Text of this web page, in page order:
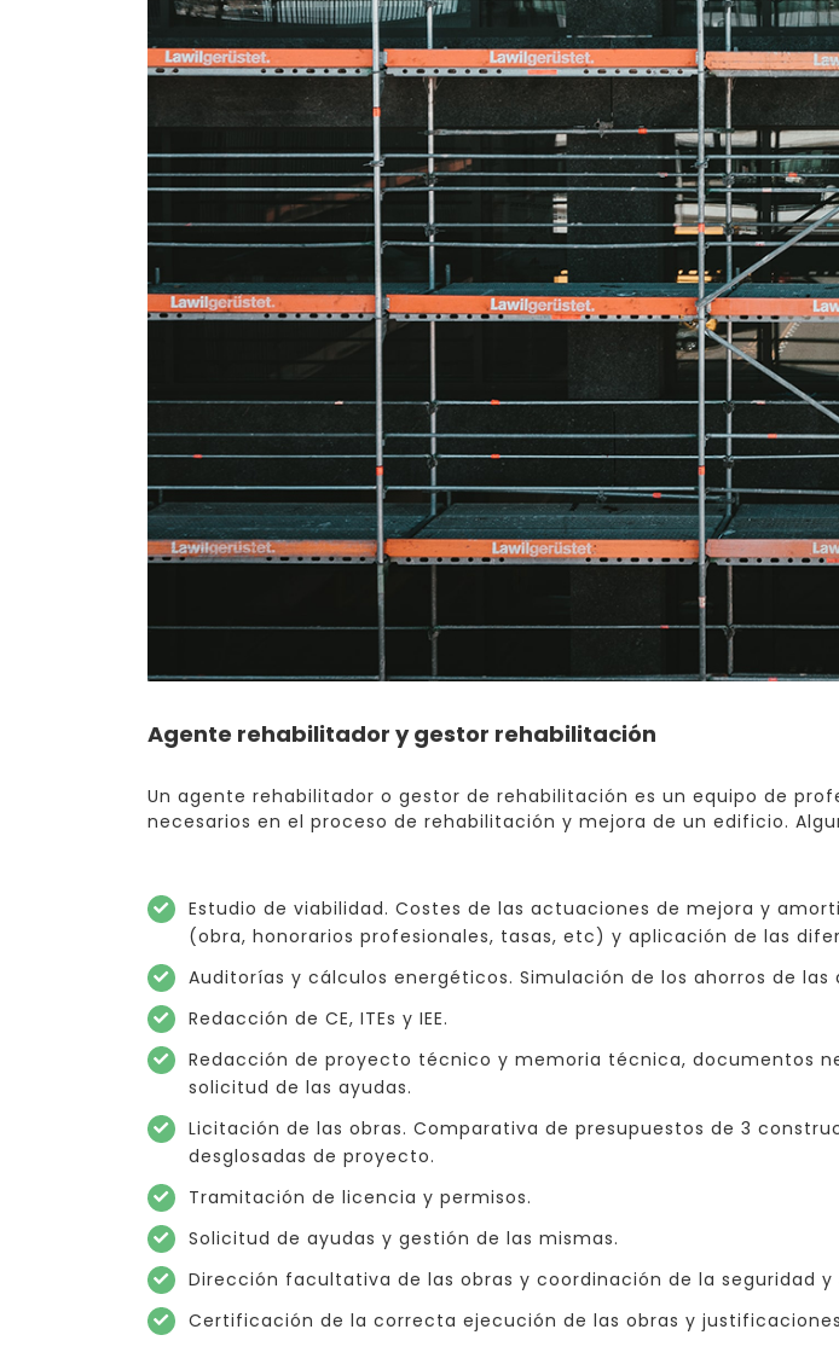
Agente rehabilitador y gestor rehabilitación
Un agente rehabilitador o gestor de rehabilitación es un equipo de
necesarios en el proceso de rehabilitación y mejora de un edificio.
Estudio de viabilidad. Costes de las actuaciones de mejora y
(obra, honorarios profesionales, tasas, etc) y aplicación de las
Auditorías y cálculos energéticos. Simulación de los ahorros de
Redacción de CE, ITEs y IEE.
Redacción de proyecto técnico y memoria técnica, documentos
solicitud de las ayudas.
Licitación de las obras. Comparativa de presupuestos de 3
desglosadas de proyecto.
Tramitación de licencia y permisos.
Solicitud de ayudas y gestión de las mismas.
Dirección facultativa de las obras y coordinación de la seguridad y
Certificación de la correcta ejecución de las obras y